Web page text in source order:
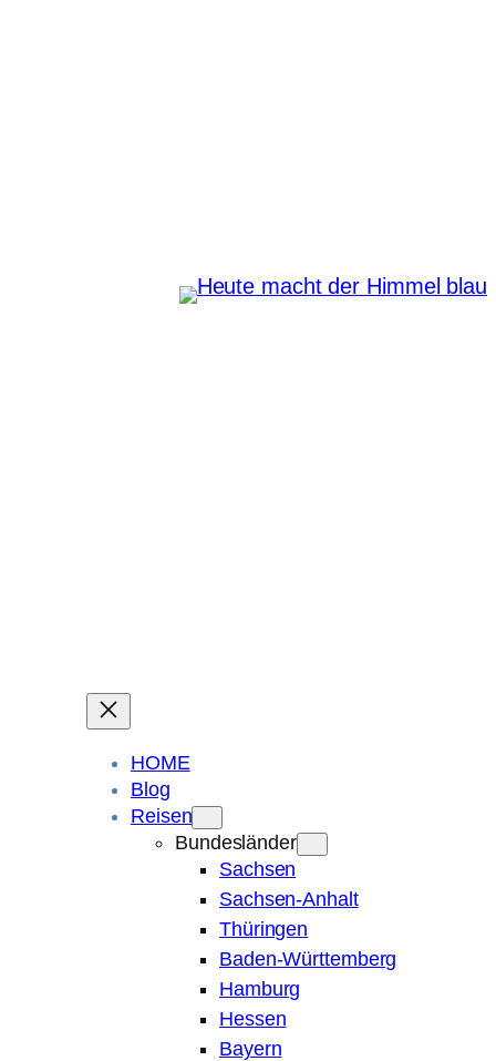
HOME
Blog
Reisen
Bundesländer
Sachsen
Sachsen-Anhalt
Thüringen
Baden-Württemberg
Hamburg
Hessen
Bayern